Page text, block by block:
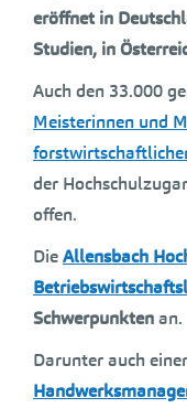
eröffnet in
Studien, in
Auch den 33.000
Meisterinnen und
der
offen.
DieAllensbach
Schwerpunktenan.
Darunter auch